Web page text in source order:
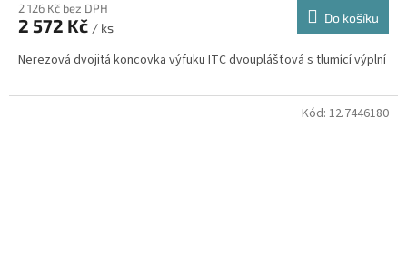
2 126 Kč bez DPH
2 572 Kč / ks
Do košíku
Nerezová dvojitá koncovka výfuku ITC dvouplášťová s tlumící výplní
Kód: 12.7446180